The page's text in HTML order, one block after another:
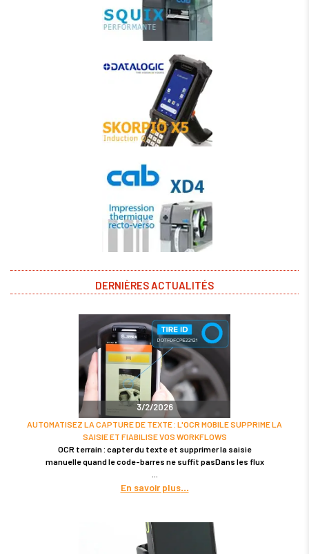
DERNIÈRES ACTUALITÉS
3/2/2026
AUTOMATISEZ LA CAPTURE DE TEXTE : L'OCR MOBILE SUPPRIME LA
SAISIE ET FIABILISE VOS WORKFLOWS
OCR terrain : capter du texte et supprimer la saisie
manuelle quand le code-barres ne suffit pasDans les flux
En savoir plus